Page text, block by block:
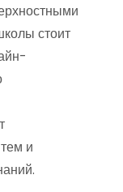
стоит
и